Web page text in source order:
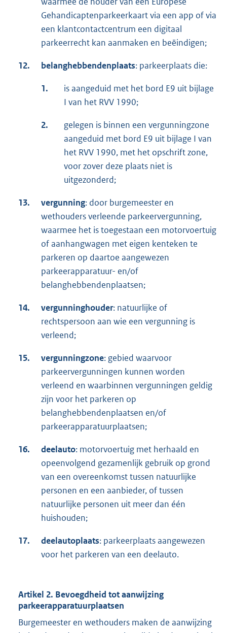
Gehandicaptenparkeerkaart via een app of via
een klantcontactcentrum een digitaal
parkeerrecht kan aanmaken en beëindigen;
12. belanghebbendenplaats: parkeerplaats die:
1.
is aangeduid met het bord E9 uit bijlage
I van het RVV 1990;
2.
gelegen is binnen een vergunningzone
aangeduid met bord E9 uit bijlage I van
het RVV 1990, met het opschrift zone,
voor zover deze plaats niet is
uitgezonderd;
13. vergunning: door burgemeester en
wethouders verleende parkeervergunning,
waarmee het is toegestaan een motorvoertuig
of aanhangwagen met eigen kenteken te
parkeren op daartoe aangewezen
parkeerapparatuur- en/of
belanghebbendenplaatsen;
14. vergunninghouder: natuurlijke of
rechtspersoon aan wie een vergunning is
verleend;
15. vergunningzone: gebied waarvoor
parkeervergunningen kunnen worden
verleend en waarbinnen vergunningen geldig
zijn voor het parkeren op
belanghebbendenplaatsen en/of
parkeerapparatuurplaatsen;
16. deelauto: motorvoertuig met herhaald en
opeenvolgend gezamenlijk gebruik op grond
van een overeenkomst tussen natuurlijke
personen en een aanbieder, of tussen
natuurlijke personen uit meer dan één
huishouden;
17. deelautoplaats: parkeerplaats aangewezen
voor het parkeren van een deelauto.
Artikel 2. Bevoegdheid tot aanwijzing
parkeerapparatuurplaatsen
Burgemeester en wethouders maken de aanwijzing